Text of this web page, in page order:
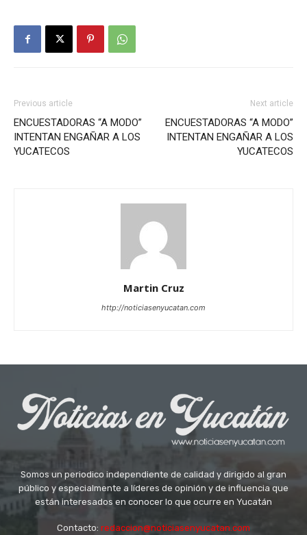
Previous article
ENCUESTADORAS “A MODO”
INTENTAN ENGAÑAR A LOS
YUCATECOS
Next article
ENCUESTADORAS “A MODO”
INTENTAN ENGAÑAR A LOS
YUCATECOS
Martin Cruz
http://noticiasenyucatan.com
Somos un periodico independiente de calidad y dirigido al gran
público y especialmente a líderes de opinión y de influencia que
están interesados en conocer lo que ocurre en Yucatán
Contacto: redaccion@noticiasenyucatan.com